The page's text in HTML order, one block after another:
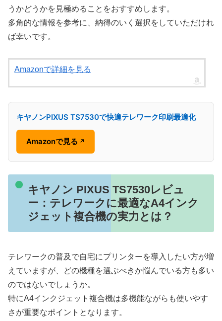
うかどうかを見極めることをおすすめします。
多角的な情報を参考に、納得のいく選択をしていただけれ
ば幸いです。
Amazonで詳細を見る
キヤノンPIXUS TS7530で快適テレワーク印刷最適化
Amazonで見る ↗
キヤノン PIXUS TS7530レビュ
ー：テレワークに最適なA4インク
ジェット複合機の実力とは？
テレワークの普及で自宅にプリンターを導入したい方が増
えていますが、どの機種を選ぶべきか悩んでいる方も多い
のではないでしょうか。
特にA4インクジェット複合機は多機能ながらも使いやす
さが重要なポイントとなります。